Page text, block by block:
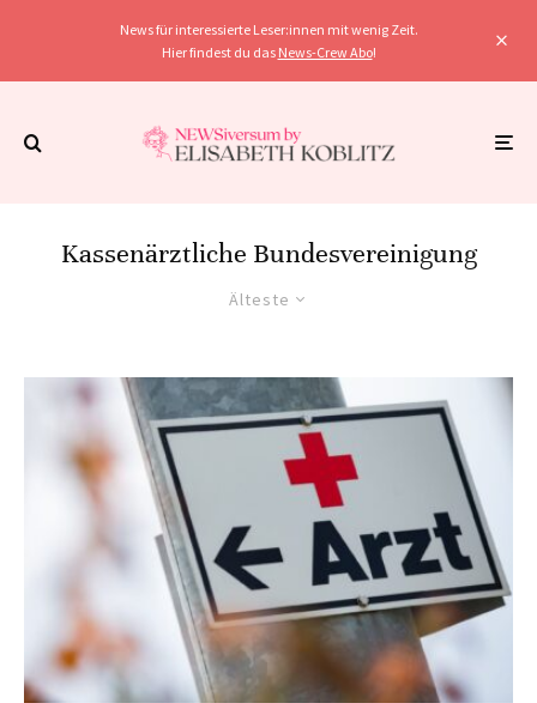
News für interessierte Leser:innen mit wenig Zeit.
Hier findest du das News-Crew Abo!
Kassenärztliche Bundesvereinigung
Älteste